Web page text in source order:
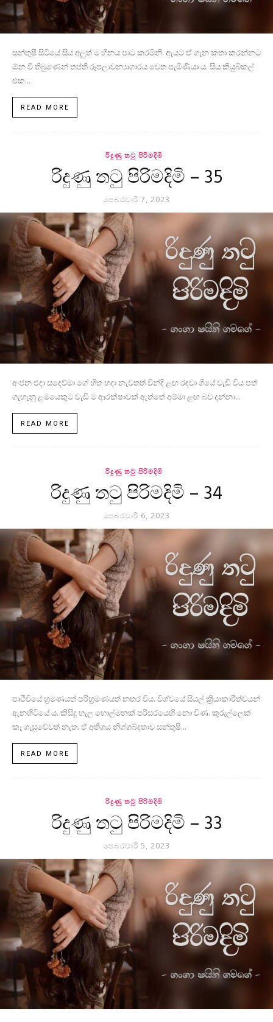
සන්තුෂී සිටියේ සිය අලුත් ම හීනය පාට කරමිනි. ඇයට ඒ ගැන කතා කරන්නට
ඕන වී තිබුණෙන් තප්ති රූපලාවන්‍යාගාරය වෙත පැමිණියා ය. සිය කියුබිකල්
එක...
READ MORE
රිදුණු තටු පිරිමදිමි
රිදුණු තටු පිරිමදිමි – 35
පෙබරවාරි 7, 2023
අංජන එදා සදෙව්මා ගේ හිත හදා නැවතත් වින්දි ළඟ රඳවා ගියේ වැඩි විය පත්
ගැහැනු ළමයෙකුට වැඩි ම ආරක්ෂාවක් ඇත්තේ අම්මා ළඟ බව දන්නා...
READ MORE
රිදුණු තටු පිරිමදිමි
රිදුණු තටු පිරිමදිමි – 34
පෙබරවාරි 6, 2023
පෘථිවියේ භ්‍රමණයත් පරිභ්‍රමණයත් නතර විය. විශ්වයේ සියල් ක්‍රියාකාරීත්වයන්
ඇනහිටියේ ය. කිසිදු හැල හොල්මනක් පරිසරයෙහි නො විණ. කුරුල්ලෙක්
කෑ ගැසුවේවත් නැත. ඒ අතිශය නිශ්ශබ්දතාව සන්තුෂී...
READ MORE
රිදුණු තටු පිරිමදිමි
රිදුණු තටු පිරිමදිමි – 33
පෙබරවාරි 5, 2023